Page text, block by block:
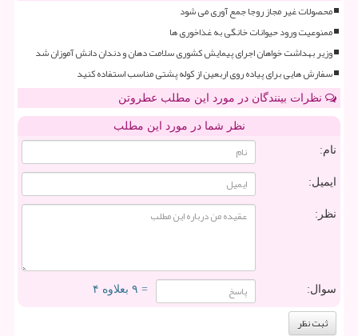
محصولات غیر مجاز روجا جمع آوری می شود
ممنوعیت ورود حیوانات خانگی به غذاخوری ها
وزیر بهداشت خواهان اجرای پیمایش کشوری سلامت دهان و دندان دانش آموزان شد
سفارش هایی برای پیاده روی اربعین از کوله پشتی مناسب استفاده کنید
نظرات بینندگان در مورد این مطلب عطروتن
نظر شما در مورد این مطلب
نام:
ایمیل:
نظر:
سوال: = ۹ بعلاوه ۴